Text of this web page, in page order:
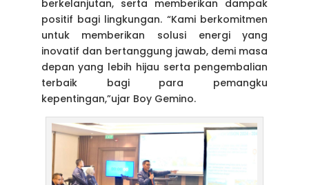
berkelanjutan, serta memberikan dampak
positif bagi lingkungan. “Kami berkomitmen
untuk memberikan solusi energi yang
inovatif dan bertanggung jawab, demi masa
depan yang lebih hijau serta pengembalian
terbaik bagi para pemangku
kepentingan,”ujar Boy Gemino.